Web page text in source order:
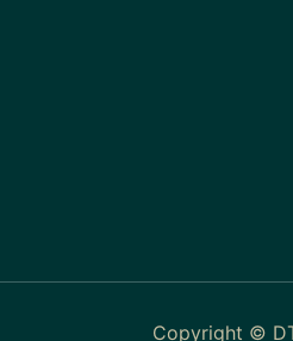
Copyright ©